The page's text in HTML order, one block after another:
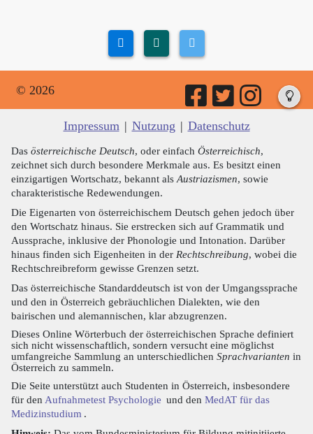
© 2026
Impressum | Nutzung | Datenschutz
Das österreichische Deutsch, oder einfach Österreichisch,
zeichnet sich durch besondere Merkmale aus. Es besitzt einen
einzigartigen Wortschatz, bekannt als Austriazismen, sowie
charakteristische Redewendungen.
Die Eigenarten von österreichischem Deutsch gehen jedoch über
den Wortschatz hinaus. Sie erstrecken sich auf Grammatik und
Aussprache, inklusive der Phonologie und Intonation. Darüber
hinaus finden sich Eigenheiten in der Rechtschreibung, wobei die
Rechtschreibreform gewisse Grenzen setzt.
Das österreichische Standarddeutsch ist von der Umgangssprache
und den in Österreich gebräuchlichen Dialekten, wie den
bairischen und alemannischen, klar abzugrenzen.
Dieses Online Wörterbuch der österreichischen Sprache definiert
sich nicht wissenschaftlich, sondern versucht eine möglichst
umfangreiche Sammlung an unterschiedlichen Sprachvarianten in
Österreich zu sammeln.
Die Seite unterstützt auch Studenten in Österreich, insbesondere
für den Aufnahmetest Psychologie und den MedAT für das
Medizinstudium .